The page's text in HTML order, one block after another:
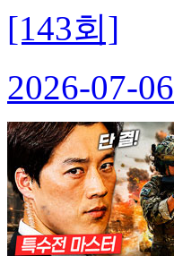
[143회]
2026-07-06